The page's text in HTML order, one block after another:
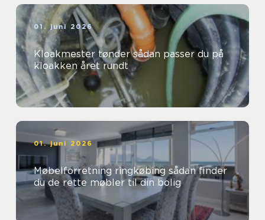
01. juni 2026
Kloakmester tønder sådan passer du på
kloakken året rundt
01. juni 2026
Møbelforretning ringkøbing sådan finder
du de rette møbler til din bolig